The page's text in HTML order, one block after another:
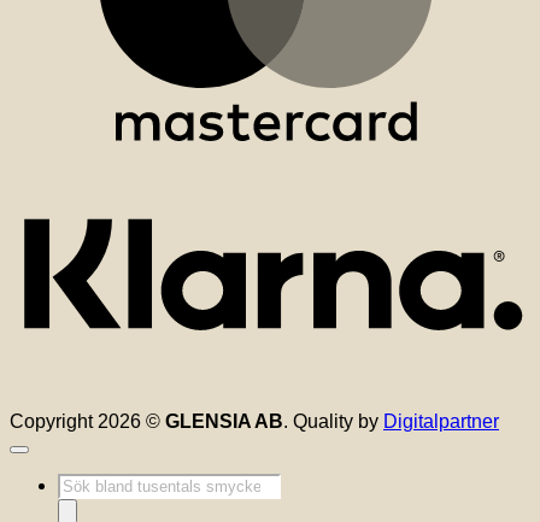
Copyright 2026 © GLENSIA AB. Quality by Digitalpartner
Produktsökning